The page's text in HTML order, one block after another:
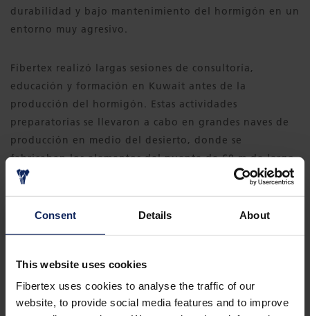
Consent Details About
This website uses cookies
Fibertex uses cookies to analyse the traffic of our
website, to provide social media features and to improve
durabilidad y bajo mantenimiento del hormigón en un
entorno muy agresivo.
Fibertex realizó largas sesiones de consultoría,
educación y formación en Kuwait antes de la
producción del hormigón. Estas actividades
preparatorias se llevaron a cabo en grandes naves de
producción en medio del desierto, donde se
fabricaban los elementos del puente de 60 m de largo,
25 m de ancho y 7 m de alto.
DESCARGAR CASO PRÁCTICO